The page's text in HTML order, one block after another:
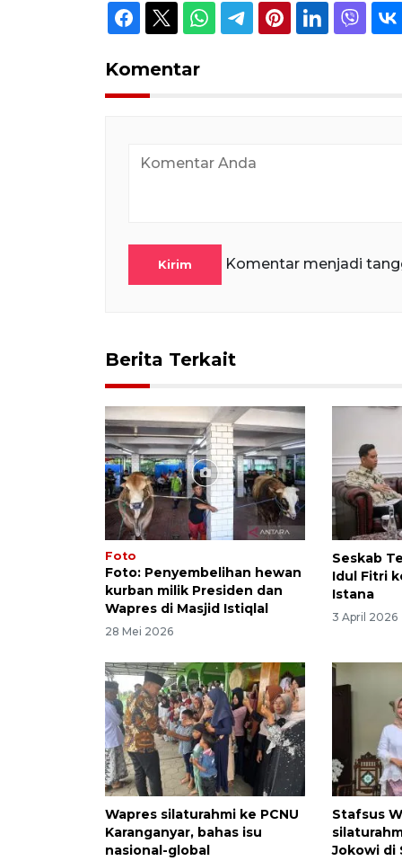
Komentar
Kirim Komentar menjadi
Berita Terkait
Foto
Foto: Penyembelihan hewan
kurban milik Presiden dan
Wapres di Masjid Istiqlal
28 Mei 2026
Seskab
Idul Fitri
Istana
3 April 2026
Wapres silaturahmi ke PCNU
Karanganyar, bahas isu
nasional-global
Stafsus
Jokowi di